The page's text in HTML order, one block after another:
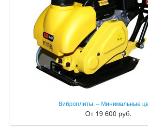
Виброплиты. – Минимальные
От 19 600 руб.